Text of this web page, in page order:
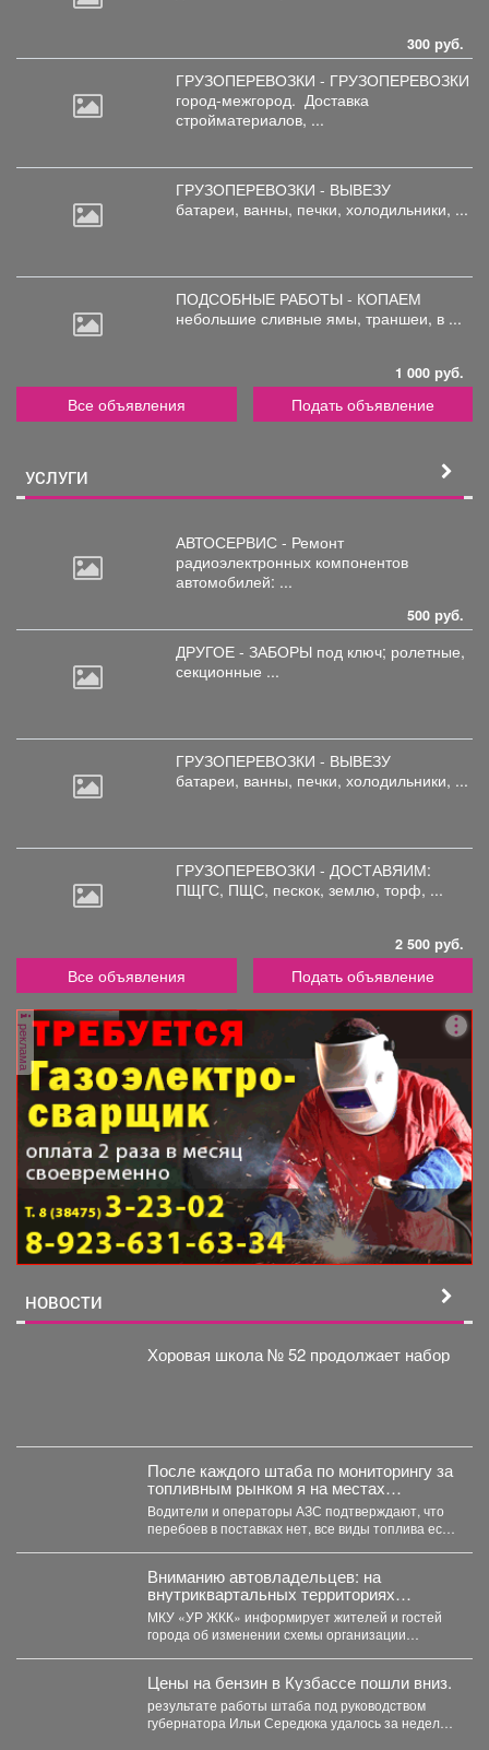
300 руб.
ГРУЗОПЕРЕВОЗКИ - ГРУЗОПЕРЕВОЗКИ
город-межгород. Доставка
стройматериалов, ...
ГРУЗОПЕРЕВОЗКИ - ВЫВЕЗУ
батареи, ванны, печки, холодильники, ...
ПОДСОБНЫЕ РАБОТЫ - КОПАЕМ
небольшие сливные ямы, траншеи, в ...
1 000 руб.
Все объявления Подать объявление
УСЛУГИ
АВТОСЕРВИС - Ремонт
радиоэлектронных компонентов
автомобилей: ...
500 руб.
ДРУГОЕ - ЗАБОРЫ под ключ; ролетные,
секционные ...
ГРУЗОПЕРЕВОЗКИ - ВЫВЕЗУ
батареи, ванны, печки, холодильники, ...
ГРУЗОПЕРЕВОЗКИ - ДОСТАВЯИМ:
ПЩГС, ПЩС, пескок, землю, торф, ...
2 500 руб.
Все объявления Подать объявление
реклама
НОВОСТИ
Хоровая школа № 52 продолжает набор
После каждого штаба по мониторингу за
топливным рынком я на местах
проверяю, соответствует ли озвученная
информация действительности.
Водители и операторы АЗС подтверждают, что
перебоев в поставках нет, все виды топлива есть
Вниманию автовладельцев: на
внутриквартальных территориях
Междуреченского муниципального
округа вводятся ограничения стоянки.
МКУ «УР ЖКК» информирует жителей и гостей
города об изменении схемы организации
Цены на бензин в Кузбассе пошли вниз.
результате работы штаба под руководством
губернатора Ильи Середюка удалось за неделю